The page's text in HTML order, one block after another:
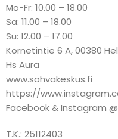
Mo-Fr: 10.00 – 18.00
Sa: 11.00 – 18.00
Su: 12.00 – 17.00
Kornetintie 6 A, 00380
Hs Aura
www.sohvakeskus.fi
https://
Facebook & Instagram
T.K.: 25112403